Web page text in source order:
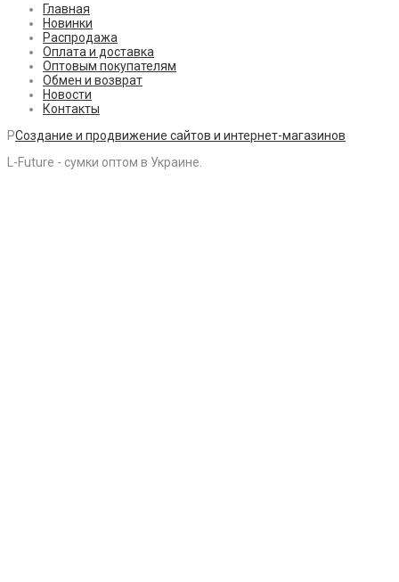
Главная
Новинки
Распродажа
Оплата и доставка
Оптовым покупателям
Обмен и возврат
Новости
Контакты
PСоздание и продвижение сайтов и интернет-магазинов
L-Future - сумки оптом в Украине.